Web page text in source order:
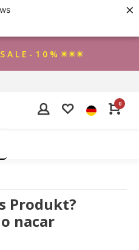
×
A L E - 1 0 % ☀☀☀
0
Produkt?
nacar